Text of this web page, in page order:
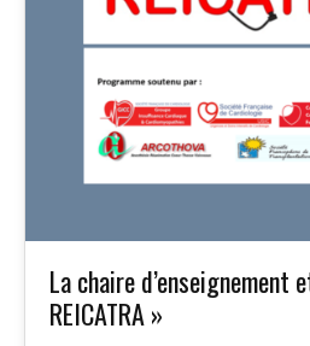
La chaire d’enseignement
REICATRA »